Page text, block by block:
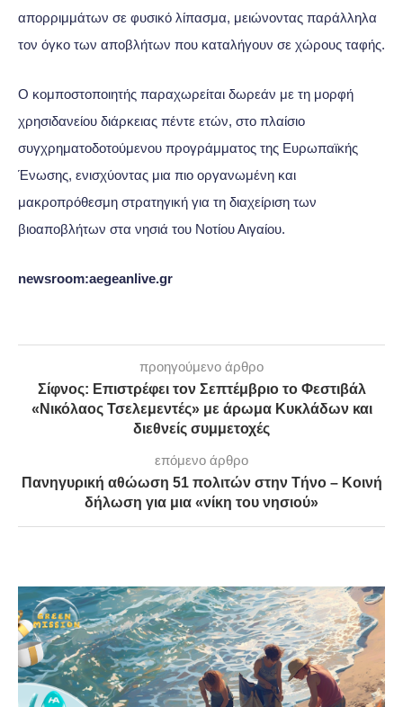
απορριμμάτων σε φυσικό λίπασμα, μειώνοντας παράλληλα
τον όγκο των αποβλήτων που καταλήγουν σε χώρους ταφής.
Ο κομποστοποιητής παραχωρείται δωρεάν με τη μορφή
χρησιδανείου διάρκειας πέντε ετών, στο πλαίσιο
συγχρηματοδοτούμενου προγράμματος της Ευρωπαϊκής
Ένωσης, ενισχύοντας μια πιο οργανωμένη και
μακροπρόθεσμη στρατηγική για τη διαχείριση των
βιοαποβλήτων στα νησιά του Νοτίου Αιγαίου.
newsroom:aegeanlive.gr
προηγούμενο άρθρο
Σίφνος: Επιστρέφει τον Σεπτέμβριο το Φεστιβάλ
«Νικόλαος Τσελεμεντές» με άρωμα Κυκλάδων και
διεθνείς συμμετοχές
επόμενο άρθρο
Πανηγυρική αθώωση 51 πολιτών στην Τήνο – Κοινή
δήλωση για μια «νίκη του νησιού»